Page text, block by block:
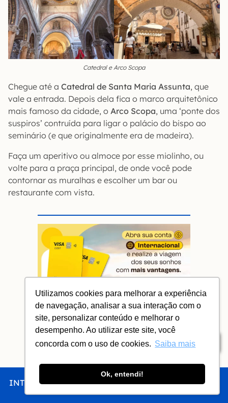
Utilizamos cookies para melhorar a experiência
de navegação, analisar a sua interação com o
site, personalizar conteúdo e melhorar o
desempenho. Ao utilizar este site, você
concorda com o uso de cookies. Saiba mais
Ok, entendi!
INTRO CHEGAR FICAR COMER FAZER
Índice
Catedral e Arco Scopa
Chegue até a Catedral de Santa Maria Assunta, que
vale a entrada. Depois dela fica o marco arquitetônico
mais famoso da cidade, o Arco Scopa, uma ‘ponte dos
suspiros’ contruída para ligar o palácio do bispo ao
seminário (e que originalmente era de madeira).
Faça um aperitivo ou almoce por esse miolinho, ou
volte para a praça principal, de onde você pode
contornar as muralhas e escolher um bar ou
restaurante com vista.
Cartão de Débito Internacional
NOMAD
40 de cashback
Atendimento 24h em português